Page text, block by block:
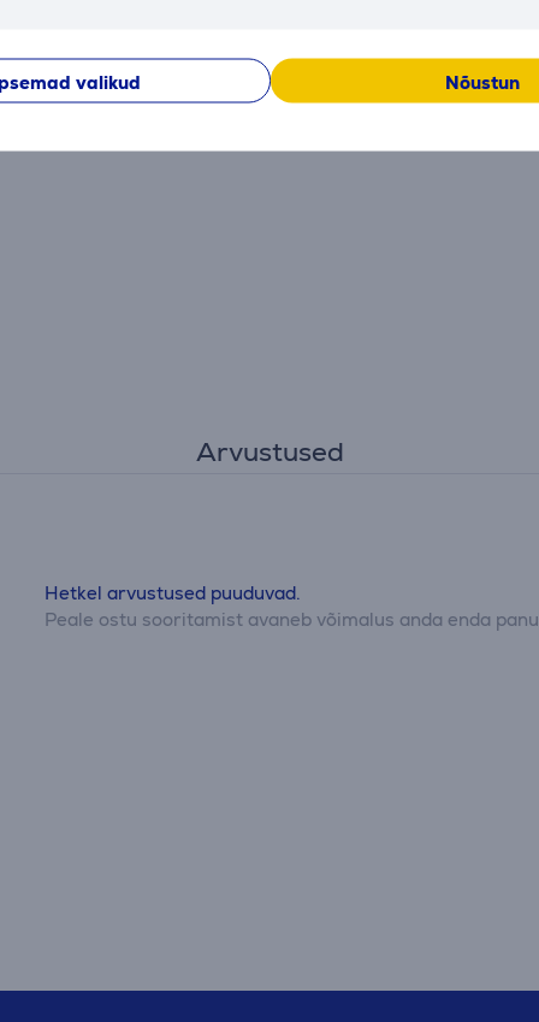
valikud Nõustun
WiFi standardid
WiFi
Jah
Arvustused
Hetkel arvustused puuduvad.
Peale ostu sooritamist avaneb võimalus anda enda